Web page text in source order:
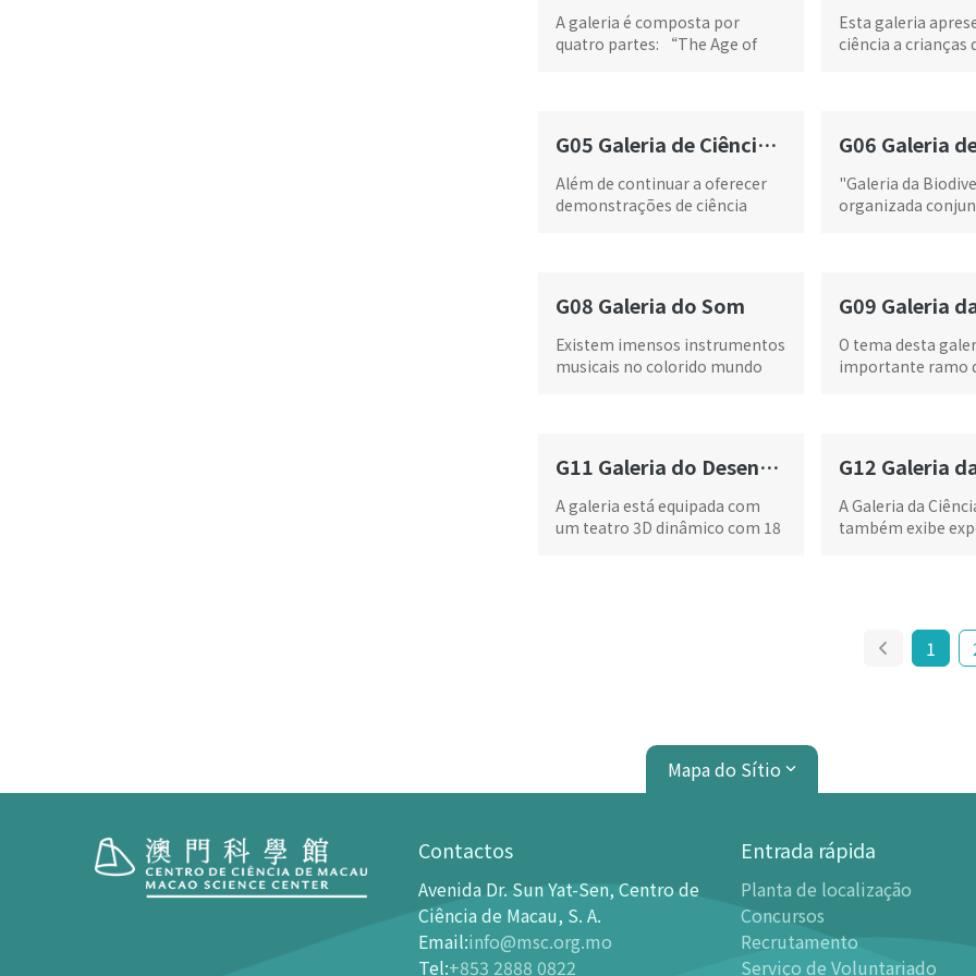
A galeria é composta por
quatro partes: “The Age of
observadores de estrelas de
todas as idades, a exposição
integra arte e tecnologia, com
efeitos de luz e sombra
oníricos, permitindo aos
observação astronómica e
detrás das misteriosas
estrelas.
Esta galeria
ciência a crianças
G05 Galeria de Ciência Náutica
Além de continuar a oferecer
demonstrações de ciência
"Galeria da
organizada
Unidade de
da Biblioteca da
de Macau e pelo
Leong
G08 Galeria do Som
Existem imensos instrumentos
musicais no colorido mundo
O tema desta
importante ramo
G11 Galeria do Desenvolvimento Sustentável
A galeria está equipada com
um teatro 3D dinâmico com 18
A Galeria da
também exibe
1
Mapa do Sítio
Visita Centro de Exibições
Introdução
Planetário
Introdução
Contactos
Avenida Dr. Sun Yat-Sen, Centro de
Ciência de Macau, S. A.
Email:info@msc.org.mo
Tel:+853 2888 0822
Entrada rápida
Planta de localização
Concursos
Recrutamento
Serviço de Voluntariado